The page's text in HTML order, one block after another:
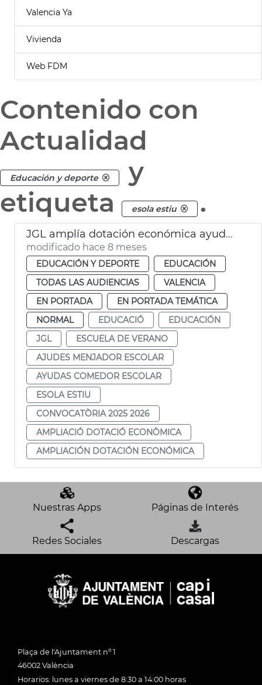
Valencia Ya
Vivienda
Web FDM
Contenido con
Actualidad
Educación y deporte
y
etiqueta
esola estiu .
JGL amplía dotación económica ayudes comedor y escuela de verano
modificado hace 8 meses
EDUCACIÓN Y DEPORTE
EDUCACIÓN
TODAS LAS AUDIENCIAS
VALENCIA
EN PORTADA
EN PORTADA TEMÁTICA
NORMAL
EDUCACIÓ
EDUCACIÓN
JGL
ESCUELA DE VERANO
AJUDES MENJADOR ESCOLAR
AYUDAS COMEDOR ESCOLAR
ESOLA ESTIU
CONVOCATÒRIA 2025 2026
AMPLIACIÓ DOTACIÓ ECONÒMICA
AMPLIACIÓN DOTACIÓN ECONÓMICA
Nuestras Apps Páginas de Interés
Redes Sociales Descargas
Plaça de l'Ajuntament nº 1
46002 València
Horarios: lunes a viernes de 8:30 a 14:00 horas